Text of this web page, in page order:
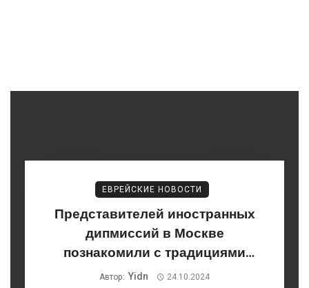
ЕВРЕЙСКИЕ НОВОСТИ
Представителей иностранных
дипмиссий в Москве
познакомили с традициями
праздника Суккот
Автор: Yidn 24.10.2024